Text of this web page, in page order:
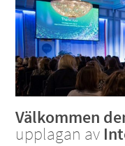
Välkommen
upplagan av